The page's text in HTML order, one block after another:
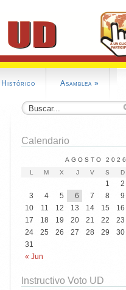
Histórico Asamblea »
Calendario
AGOSTO 2026
L
M X J V S D
« Jun
1
2
3
4 5 6 7 8
9
10
11 12 13 14 15
16
17
18 19 20 21 22
23
24
25 26 27 28 29
30
31
Instructivo Voto UD